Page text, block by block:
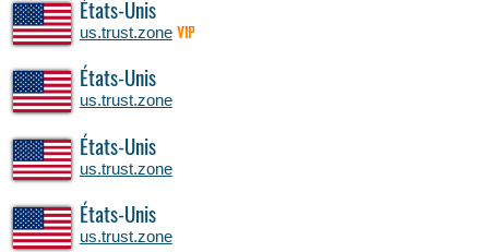
États-Unis
us.trust.zone VIP
États-Unis
us.trust.zone
États-Unis
us.trust.zone
États-Unis
us.trust.zone